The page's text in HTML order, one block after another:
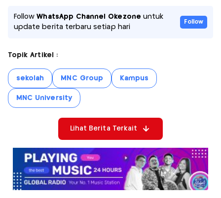
FollowWhatsApp Channel Okezone untuk
update berita terbaru setiap hari
Follow
Topik Artikel :
sekolah MNC Group Kampus
MNC University
Lihat Berita Terkait